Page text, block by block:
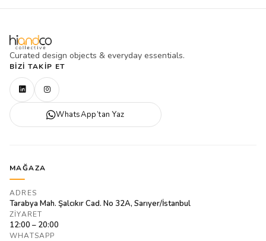
Curated design objects & everyday essentials.
BIZI TAKIP ET
WhatsApp’tan Yaz
MAĞAZA
ADRES
Tarabya Mah. Şalcıkır Cad. No 32A, Sarıyer/İstanbul
ZIYARET
12:00 – 20:00
WHATSAPP